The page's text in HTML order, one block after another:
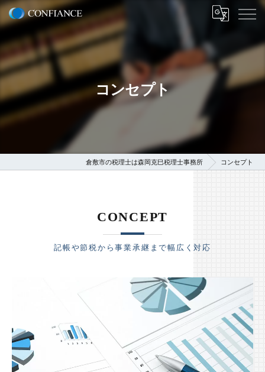
コンセプト
倉敷市の税理士は森岡克巳税理士事務所 コンセプト
記帳や節税から事業承継まで幅広く対応
CONCEPT